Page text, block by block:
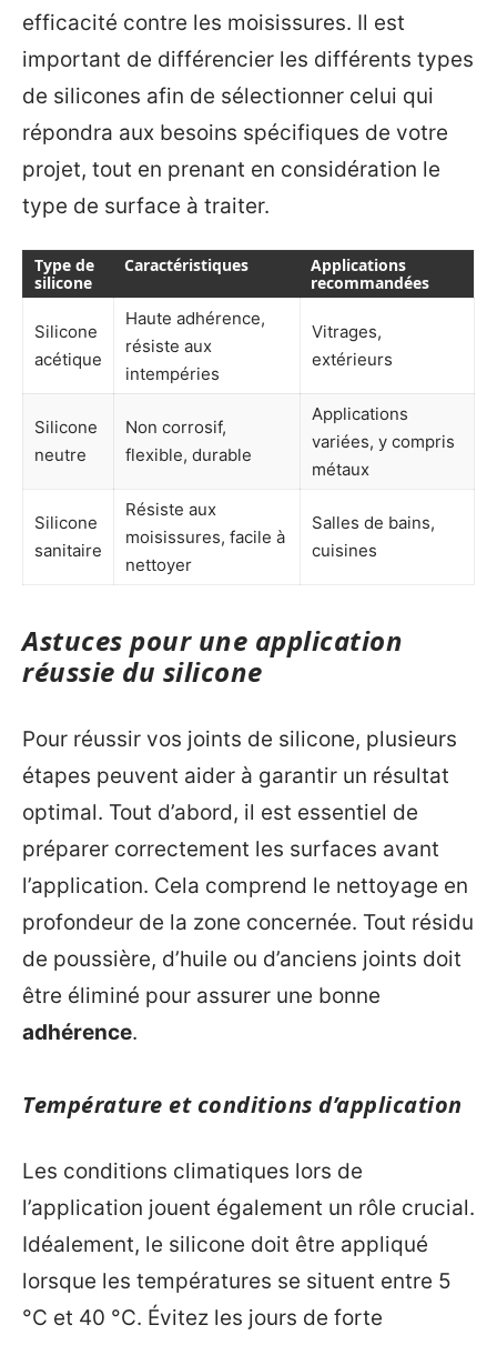
efficacité contre les moisissures. Il est
important de différencier les différents types
de silicones afin de sélectionner celui qui
répondra aux besoins spécifiques de votre
projet, tout en prenant en considération le
type de surface à traiter.
Type de
silicone
Caractéristiques
Applications
recommandées
Silicone
acétique
Haute adhérence,
résiste aux
intempéries
Vitrages,
extérieurs
Silicone
neutre
Non corrosif,
flexible, durable
Applications
variées, y compris
métaux
Silicone
sanitaire
Résiste aux
moisissures, facile à
nettoyer
Salles de bains,
cuisines
Astuces pour une application
réussie du silicone
Pour réussir vos joints de silicone, plusieurs
étapes peuvent aider à garantir un résultat
optimal. Tout d’abord, il est essentiel de
préparer correctement les surfaces avant
l’application. Cela comprend le nettoyage en
profondeur de la zone concernée. Tout résidu
de poussière, d’huile ou d’anciens joints doit
être éliminé pour assurer une bonne
adhérence.
Température et conditions d’application
Les conditions climatiques lors de
l’application jouent également un rôle crucial.
Idéalement, le silicone doit être appliqué
lorsque les températures se situent entre 5
°C et 40 °C. Évitez les jours de forte